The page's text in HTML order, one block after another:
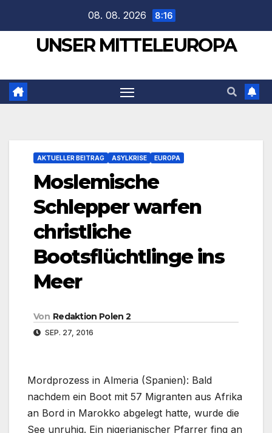
springen
08. 08. 2026 8:16
UNSER MITTELEUROPA
AKTUELLER BEITRAG ASYLKRISE EUROPA
Moslemische
Schlepper warfen
christliche
Bootsflüchtlinge ins
Meer
Von Redaktion Polen 2
SEP. 27, 2016
Mordprozess in Almeria (Spanien): Bald
nachdem ein Boot mit 57 Migranten aus Afrika
an Bord in Marokko abgelegt hatte, wurde die
See unruhig. Ein nigerianischer Pfarrer fing an